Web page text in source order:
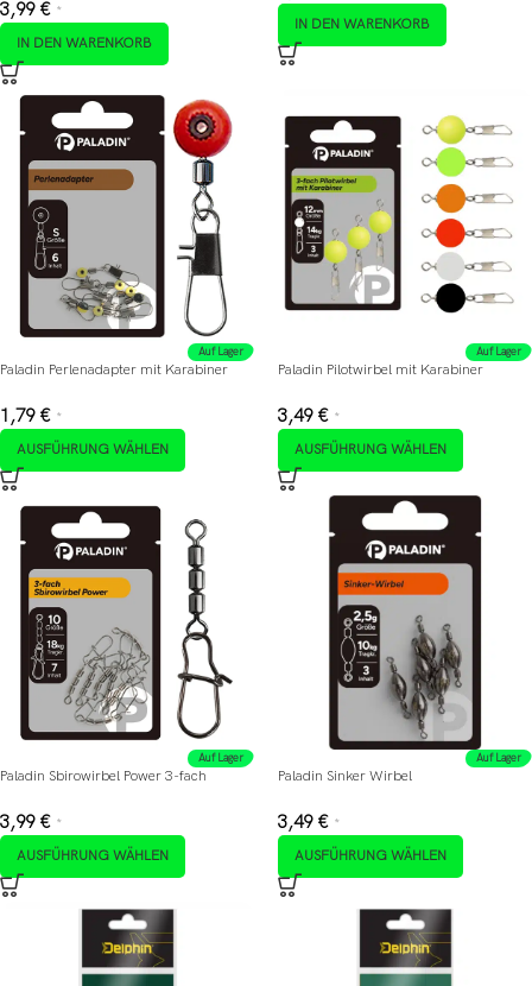
3,99 € *
IN DEN WARENKORB
IN DEN WARENKORB
Auf Lager
Paladin Perlenadapter mit Karabiner
1,79 € *
AUSFÜHRUNG WÄHLEN
Auf Lager
Paladin Pilotwirbel mit Karabiner
3,49 € *
AUSFÜHRUNG WÄHLEN
Auf Lager
Paladin Sbirowirbel Power 3-fach
3,99 € *
AUSFÜHRUNG WÄHLEN
Auf Lager
Paladin Sinker Wirbel
3,49 € *
AUSFÜHRUNG WÄHLEN